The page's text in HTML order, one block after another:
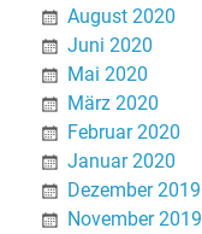
August 2020
Juni 2020
Mai 2020
März 2020
Februar 2020
Januar 2020
Dezember 2019
November 2019